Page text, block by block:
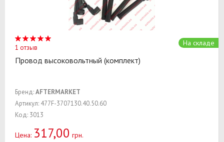
1 отзыв
На складе
Провод высоковольтный (комплект)
Бренд:AFTERMARKET
Артикул: 477F-3707130.40.50.60
Код: 3013
Цена: 317,00 грн.